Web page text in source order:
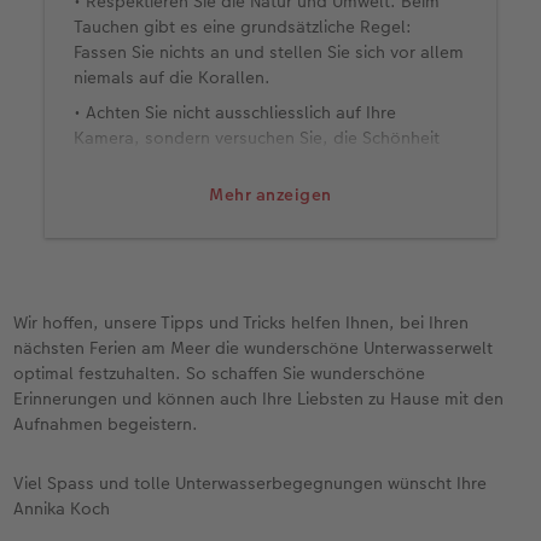
Mehr anzeigen
Tauchen gibt es eine grundsätzliche Regel:
Fassen Sie nichts an und stellen Sie sich vor allem
niemals auf die Korallen.
• Achten Sie nicht ausschliesslich auf Ihre
Kamera, sondern versuchen Sie, die Schönheit
wahrzunehmen und zu geniessen.
Wir hoffen, unsere Tipps und Tricks helfen Ihnen, bei Ihren
nächsten Ferien am Meer die wunderschöne Unterwasserwelt
optimal festzuhalten. So schaffen Sie wunderschöne
Erinnerungen und können auch Ihre Liebsten zu Hause mit den
Aufnahmen begeistern.
Viel Spass und tolle Unterwasserbegegnungen wünscht Ihre
Annika Koch